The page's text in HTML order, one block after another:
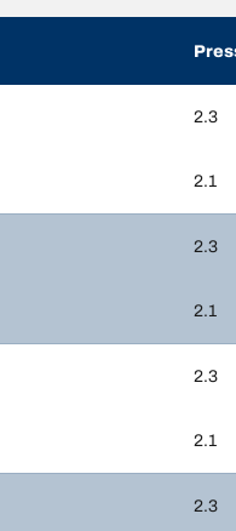
2.3
2.1
2.3
2.1
2.3
2.1
2.3